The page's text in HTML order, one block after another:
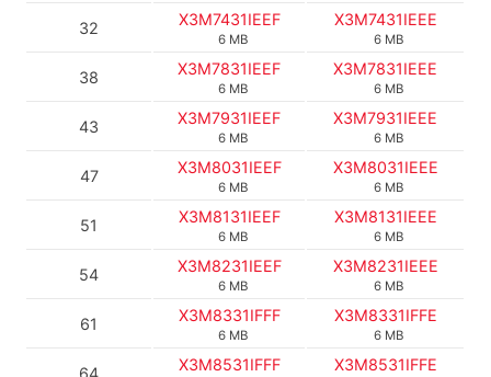
32 X3M7431IEEF
6 MB
X3M7431IEEE
6 MB
38 X3M7831IEEF
6 MB
X3M7831IEEE
6 MB
43 X3M7931IEEF
6 MB
X3M7931IEEE
6 MB
47 X3M8031IEEF
6 MB
X3M8031IEEE
6 MB
51 X3M8131IEEF
6 MB
X3M8131IEEE
6 MB
54 X3M8231IEEF
6 MB
X3M8231IEEE
6 MB
61 X3M8331IFFF
6 MB
X3M8331IFFE
6 MB
X3M8531IFFF X3M8531IFFE